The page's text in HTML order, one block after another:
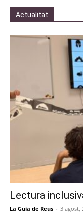
Actualitat
Lectura
La Guia de Reus - 3 agost,